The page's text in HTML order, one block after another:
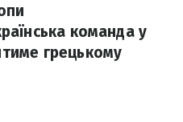
команда у
грецькому